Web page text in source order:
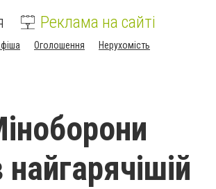
Реклама на сайті
Оголошення Нерухомість